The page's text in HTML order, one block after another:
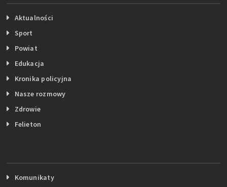
Aktualności
Sport
Powiat
Edukacja
Kronika policyjna
Nasze rozmowy
Zdrowie
Felieton
Komunikaty